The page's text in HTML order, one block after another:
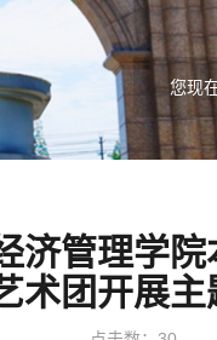
您现
管理学院
术团开展